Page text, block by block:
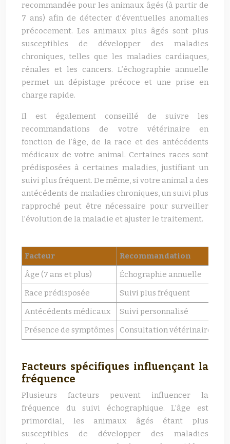
recommandée pour les animaux âgés (à partir de
7 ans) afin de détecter d’éventuelles anomalies
précocement. Les animaux plus âgés sont plus
susceptibles de développer des maladies
chroniques, telles que les maladies cardiaques,
rénales et les cancers. L’échographie annuelle
permet un dépistage précoce et une prise en
charge rapide.
Il est également conseillé de suivre les
recommandations de votre vétérinaire en
fonction de l’âge, de la race et des antécédents
médicaux de votre animal. Certaines races sont
prédisposées à certaines maladies, justifiant un
suivi plus fréquent. De même, si votre animal a des
antécédents de maladies chroniques, un suivi plus
rapproché peut être nécessaire pour surveiller
l’évolution de la maladie et ajuster le traitement.
Facteur
Recommandation
Âge (7 ans et plus)
Échographie annuelle
Race prédisposée
Suivi plus fréquent
Antécédents médicaux
Suivi personnalisé
Présence de symptômes
Consultation vétérinaire
Facteurs spécifiques influençant la
fréquence
Plusieurs facteurs peuvent influencer la
fréquence du suivi échographique. L’âge est
primordial, les animaux âgés étant plus
susceptibles de développer des maladies